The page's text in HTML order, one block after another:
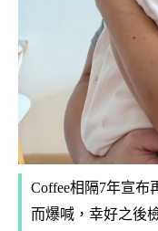
Coffee相隔7年宣布
而爆喊，幸好之後